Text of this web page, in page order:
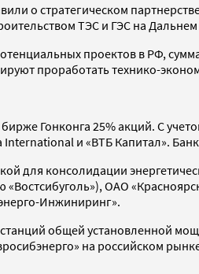
о стратегическом
ТЭС и ГЭС на
проектов в РФ,
проработать технико-
бирже Гонконга 25% акций. С
International и «ВТБ Капитал».
для консолидации
ОАО
Инжиниринг».
общей установленной
на российском